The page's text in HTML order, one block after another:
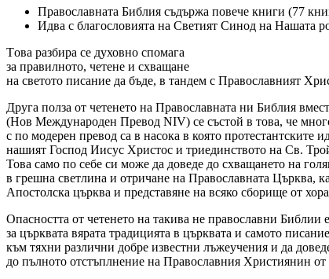
Православната Библия съдържа повече книги (77
Идва с благословията на Светият Синод на Нашата
Tова разбира се духовно спомага
за правилното, четене и схващане
на светото писание да бъде, в тандем с Православният
Друга полза от четенето на Православната ни Библия
(Нов Международен Превод NIV) се състой в това, че
с по модерен превод са в насока в която протестантските
нашият Господ Иисус Христос и триединството на Св.
Това само по себе си може да доведе до схващането на
в грешна светлина и отричане на Православната Църква,
Апостолска църква и представяне на всяко сборище от
Опасността от четенето на такива не православни Библии
за църквата вярата традицията в църквата и самото
към тяхни различни добре известни лъжеучения и да
до пълното отстъплнение на Православния Християнин